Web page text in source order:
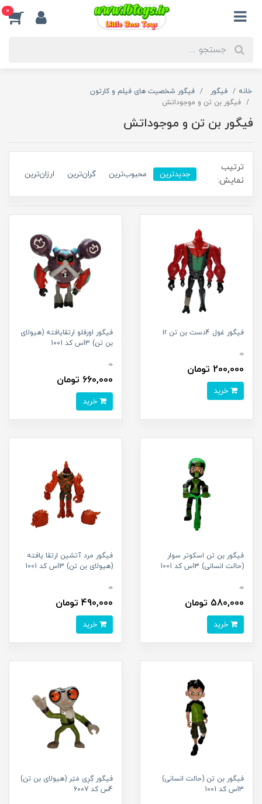
0
خانه فیگور
فیگور شخصیت های فیلم و کارتون
فیگور بن تن و موجوداتش
فیگور بن تن و موجوداتش
ترتیب
نمایش:
جدیدترین محبوب‌ترین گران‌ترین ارزان‌ترین
فیگور غول 4دست بن تن ir
0
200,000 تومان
فیگور اورفلو ارتقایافته (هیولای
بن تن) 13س کد 1001
0
660,000 تومان
فیگور بن تن اسکوتر سوار
(حالت انسانی) 13س کد 1001
0
580,000 تومان
فیگور مرد آتشین ارتقا یافته
(هیولای بن تن) 13س کد 1001
0
490,000 تومان
فیگور بن تن (حالت انسانی)
13س کد 1001
فیگور گِرِی مَتِر (هیولای بن تن)
4س کد 6007